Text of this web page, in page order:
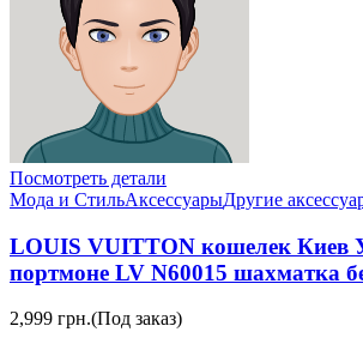
Посмотреть детали
Мода и СтильАксессуарыДругие
LOUIS VUITTON кошелек Киев
портмоне LV N60015 шахматка
2,999 грн.(Под заказ)